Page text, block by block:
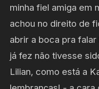
minha fiel amiga em
achou no direito de
abrir a boca pra
já fez não tivesse
Lilian, como está a